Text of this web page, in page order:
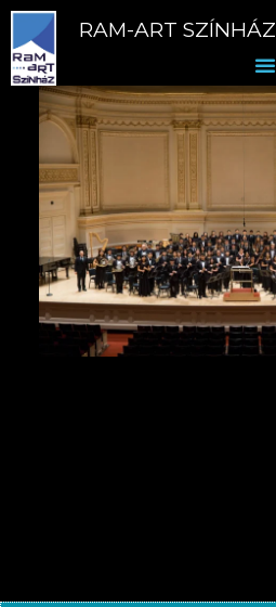
RAM-ART SZÍNHÁZ